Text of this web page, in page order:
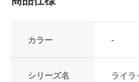
カラー -
シリーズ名 ライラ